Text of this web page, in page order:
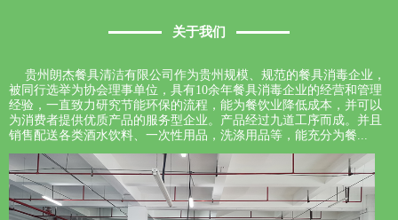
关于我们
贵州朗杰餐具清洁有限公司作为贵州规模、规范的餐具消毒企业，
被同行选举为协会理事单位，具有10余年餐具消毒企业的经营和管理
经验，一直致力研究节能环保的流程，能为餐饮业降低成本，并可以
为消费者提供优质产品的服务型企业。产品经过九道工序而成。并且
销售配送各类酒水饮料、一次性用品，洗涤用品等，能充分为餐...